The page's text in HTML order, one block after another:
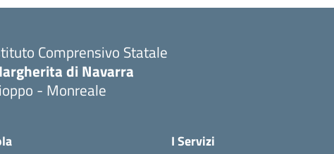
Comprensivo Statale
di Navarra
- Monreale
I Servizi